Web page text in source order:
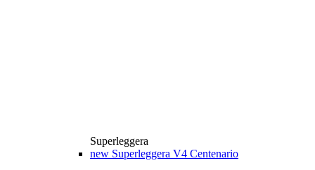
Superleggera
new Superleggera V4 Centenario